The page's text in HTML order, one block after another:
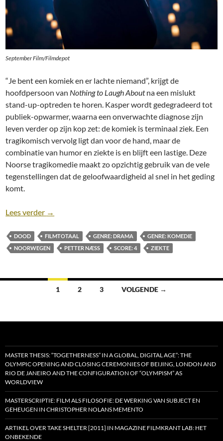
September Film/Filmdepot
“Je bent een komiek en er lachte niemand”, krijgt de
hoofdpersoon van Nothing to Laugh Aboutna een mislukt
stand-up-optreden te horen. Kasper wordt gedegradeerd tot
publiek-opwarmer, waarna een onverwachte diagnose zijn
leven verder op zijn kop zet: de komiek is terminaal ziek. Een
tragikomisch vervolg ligt dan voor de hand, maar de
combinatie van humor en ziekte is en blijft een lastige. Deze
Noorse tragikomedie maakt zo opzichtig gebruik van de vele
tegenstellingen dat de geloofwaardigheid al snel in het geding
komt.
Lees verder Recensie: Nothing to Laugh About [Petter Næss,
→
DOOD FILMTOTAAL GENRE: DRAMA
GENRE: KOMEDIE
NOORWEGEN
PETTER NÆSS SCORE: 4 ZIEKTE
Berichten1 2 3 VOLGENDE →
MASTER THESIS: “TOGETHERNESS” IN A GLOBAL, DIGITAL AGE”: THE
OLYMPIC OPENING AND CLOSING CEREMONIES OF BEIJING, LONDON AND
RIO DE JANEIRO AND THE CONFIGURATION OF “OLYMPISM” AS
WORLDVIEW
MASTERSCRIPTIE: FILM ALS FILOSOFIE: DE WERKING VAN SUBJECT EN
GEHEUGEN IN CHRISTOPHER NOLANS MEMENTO
ARTIKEL OVER TAKE SHELTER [2011] IN MAGAZINE FILMKRANT LAB: HET
ONBEKENDE